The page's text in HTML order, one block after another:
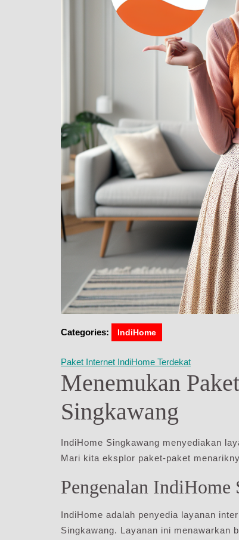
Categories: IndiHome
Paket Internet IndiHome Terdekat
Menemukan
Singkawang
IndiHome Singkawang menyediakan
Mari kita eksplor paket-paket
Pengenalan IndiHome
IndiHome adalah penyedia layanan
Singkawang. Layanan ini menawarkan